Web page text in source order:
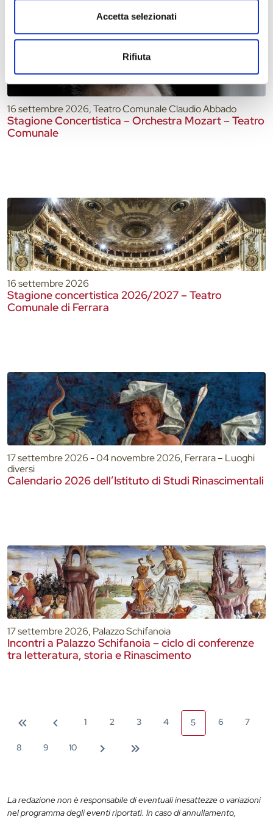
Accetta selezionati
Rifiuta
16 settembre 2026, Teatro Comunale Claudio Abbado
Stagione Concertistica – Orchestra Mozart – Teatro
Comunale
16 settembre 2026
Stagione concertistica 2026/2027 – Teatro
Comunale di Ferrara
17 settembre 2026 - 04 novembre 2026, Ferrara – Luoghi
diversi
Calendario 2026 dell’Istituto di Studi Rinascimentali
17 settembre 2026, Palazzo Schifanoia
Incontri a Palazzo Schifanoia – ciclo di conferenze
tra letteratura, storia e Rinascimento
1 2 3 4 5 6 7
8 9 10
La redazione non è responsabile di eventuali inesattezze o variazioni
nel programma degli eventi riportati. In caso di annullamento,